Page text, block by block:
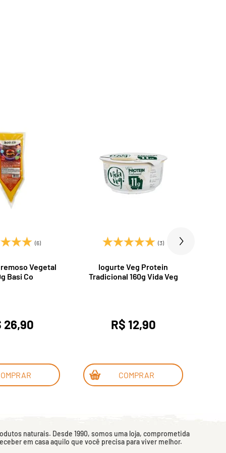
(6)
Vegetal
Basi Co
26,90
(3)
Iogurte Veg Protein
Tradicional 160g Vida Veg
R$ 12,90
COMPRAR
naturais. Desde 1990, somos uma loja, comprometida
em casa aquilo que você precisa para viver melhor.